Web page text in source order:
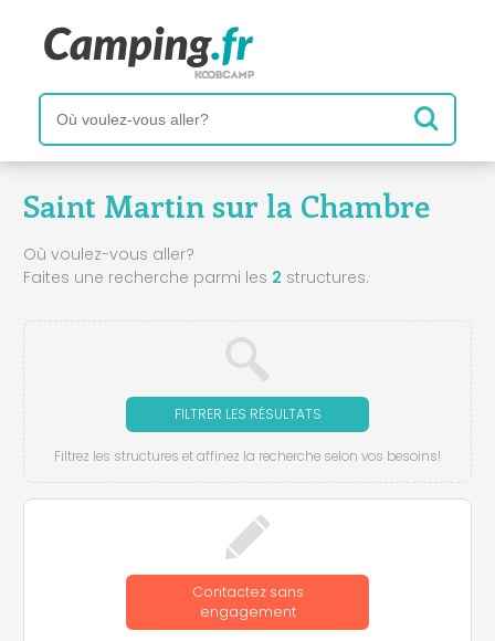
Saint Martin sur la Chambre
Où voulez-vous aller?
Faites une recherche parmi les 2 structures.
FILTRER LES RÉSULTATS
Filtrez les structures et affinez la recherche selon vos besoins!
Contactez sans
engagement